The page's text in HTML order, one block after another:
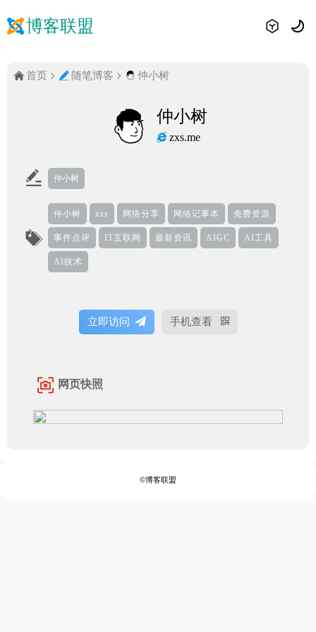
博客联盟
首页 随笔博客 仲小树
仲小树
zxs.me
仲小树
仲小树 zxs 网络分享 网络记事本 免费资源
事件点评 IT互联网 最新资讯 AIGC AI工具
AI技术
立即访问 手机查看
网页快照
©博客联盟